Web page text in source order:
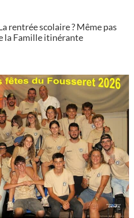
rentrée scolaire ? Même pas
la Famille itinérante